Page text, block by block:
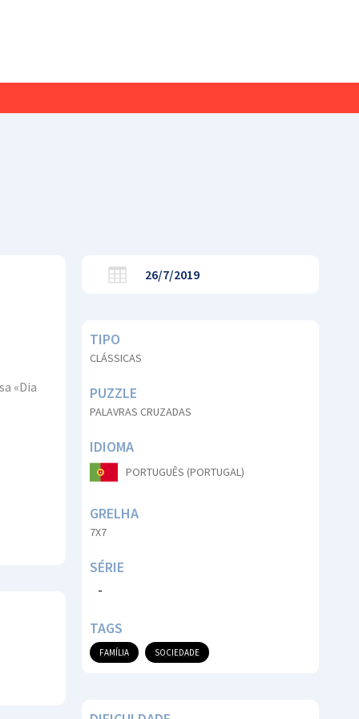
«Dia
26/7/2019
TIPO
CLÁSSICAS
PUZZLE
PALAVRAS CRUZADAS
IDIOMA
PORTUGUÊS (PORTUGAL)
GRELHA
7X7
SÉRIE
-
TAGS
FAMÍLIA SOCIEDADE